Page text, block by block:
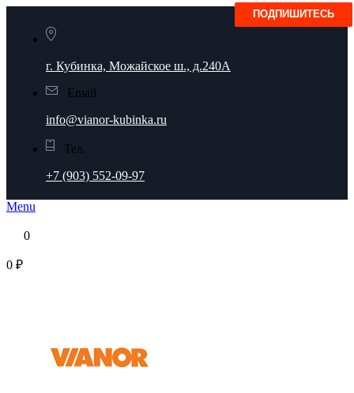
г. Кубинка, Можайское ш., д.240А
Email
info@vianor-kubinka.ru
Тел.
+7 (903) 552-09-97
Menu
0
0 ₽